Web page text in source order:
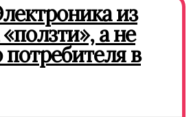
из
а не
потребителя в